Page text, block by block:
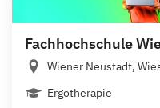
Fachhochschule
Wiener Neustadt,
Ergotherapie